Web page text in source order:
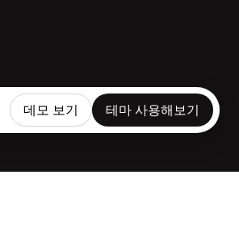
데모 보기 테마 사용해보기